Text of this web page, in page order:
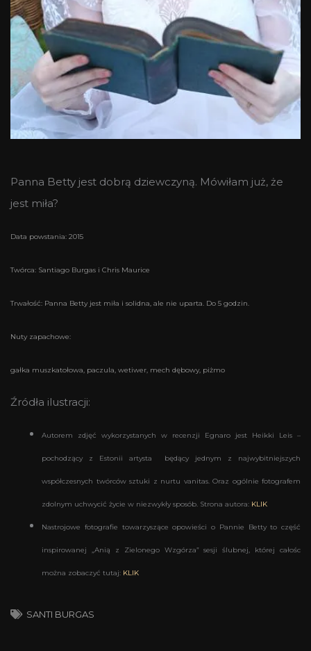
Panna Betty jest dobrą dziewczyną. Mówiłam już, że
jest miła?
Data powstania: 2015
Twórca: Santiago Burgas i Chris Maurice
Trwałość: Panna Betty jest miła i solidna, ale nie uparta. Do 5 godzin.
Nuty zapachowe:
gałka muszkatołowa, paczula, wetiwer, mech dębowy, piżmo
Źródła ilustracji:
Autorem zdjęć wykorzystanych w recenzji Egnaro jest Heikki Leis –
pochodzący z Estonii artysta będący jednym z najwybitniejszych
współczesnych twórców sztuki z nurtu vanitas. Oraz ogólnie fotografem
zdolnym uchwycić życie w niezwykły sposób. Strona autora: KLIK
Nastrojowe fotografie towarzyszące opowieści o Pannie Betty to część
inspirowanej „Anią z Zielonego Wzgórza” sesji ślubnej, której całośc
można zobaczyć tutaj: KLIK
SANTI BURGAS